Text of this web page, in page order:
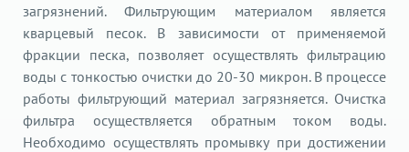
загрязнений. Фильтрующим материалом является
кварцевый песок. В зависимости от применяемой
фракции песка, позволяет осуществлять фильтрацию
воды с тонкостью очистки до 20-30 микрон. В процессе
работы фильтрующий материал загрязняется. Очистка
фильтра осуществляется обратным током воды.
Необходимо осуществлять промывку при достижении